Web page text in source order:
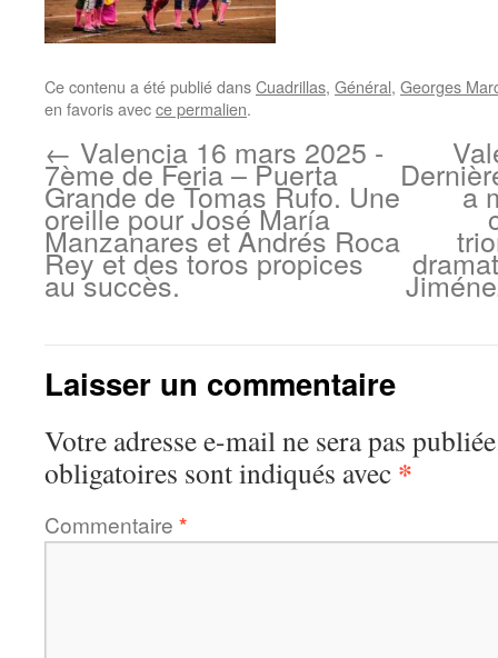
Ce contenu a été publié dansCuadrillas, Général, Georges
en favoris avecce permalien.
← Valencia 16 mars 2025 -
7ème de Feria – Puerta
Grande de Tomas Rufo. Une
oreille pour José María
Manzanares et Andrés Roca
Rey et des toros propices
au succès.
a
Laisser un commentaire
Votre adresse e-mail ne sera pas
obligatoires sont indiqués avec *
Commentaire *